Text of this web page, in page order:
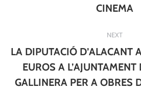
post:
CINEMA
NEXT
LA DIPUTACIÓ D’ALACANT
EUROS A
GALLINERA PER A OBRES